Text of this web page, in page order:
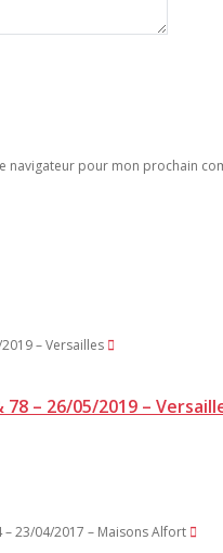
navigateur pour mon prochain
78 – 26/05/2019 –